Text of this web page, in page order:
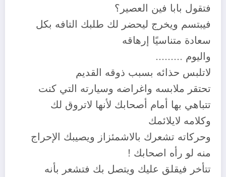
فتقول بابا فين العصير؟
فيبتسم ويخرج ليحضر لك طلبك التافه بكل
سعادة متناسيًا إرهاقه
واليوم ………
لاتلبس حذائه بسبب ذوقه القديم
تحتقر ملابسه واغراضه وسيارته التي كنت
تتباهي بها أمام أصحابك لأنها لاتروق لك
وكلامه لايلائمك
وحركاته تشعرك بالاشمئزاز ويصيبك الإحراج
منه لو رأه اصحابك !
تتأخر فيقلق عليك ويتصل بك فتشعر بأنه